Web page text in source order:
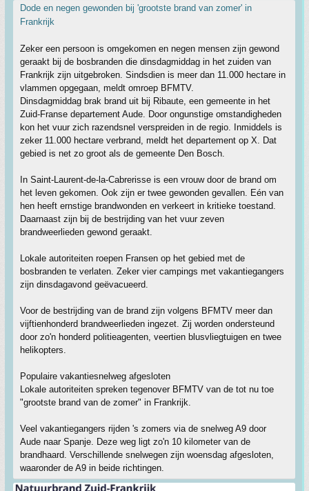
Dode en negen gewonden bij 'grootste brand van zomer' in
Frankrijk
Zeker een persoon is omgekomen en negen mensen zijn gewond
geraakt bij de bosbranden die dinsdagmiddag in het zuiden van
Frankrijk zijn uitgebroken. Sindsdien is meer dan 11.000 hectare in
vlammen opgegaan, meldt omroep BFMTV.
Dinsdagmiddag brak brand uit bij Ribaute, een gemeente in het
Zuid-Franse departement Aude. Door ongunstige omstandigheden
kon het vuur zich razendsnel verspreiden in de regio. Inmiddels is
zeker 11.000 hectare verbrand, meldt het departement op X. Dat
gebied is net zo groot als de gemeente Den Bosch.
In Saint-Laurent-de-la-Cabrerisse is een vrouw door de brand om
het leven gekomen. Ook zijn er twee gewonden gevallen. Eén van
hen heeft ernstige brandwonden en verkeert in kritieke toestand.
Daarnaast zijn bij de bestrijding van het vuur zeven
brandweerlieden gewond geraakt.
Lokale autoriteiten roepen Fransen op het gebied met de
bosbranden te verlaten. Zeker vier campings met vakantiegangers
zijn dinsdagavond geëvacueerd.
Voor de bestrijding van de brand zijn volgens BFMTV meer dan
vijftienhonderd brandweerlieden ingezet. Zij worden ondersteund
door zo'n honderd politieagenten, veertien blusvliegtuigen en twee
helikopters.
Populaire vakantiesnelweg afgesloten
Lokale autoriteiten spreken tegenover BFMTV van de tot nu toe
"grootste brand van de zomer" in Frankrijk.
Veel vakantiegangers rijden 's zomers via de snelweg A9 door
Aude naar Spanje. Deze weg ligt zo'n 10 kilometer van de
brandhaard. Verschillende snelwegen zijn woensdag afgesloten,
waaronder de A9 in beide richtingen.